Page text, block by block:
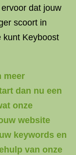
dat jouw
scoort in
kunt Keyboost
meer
dan nu een
onze
website
keywords en
van onze